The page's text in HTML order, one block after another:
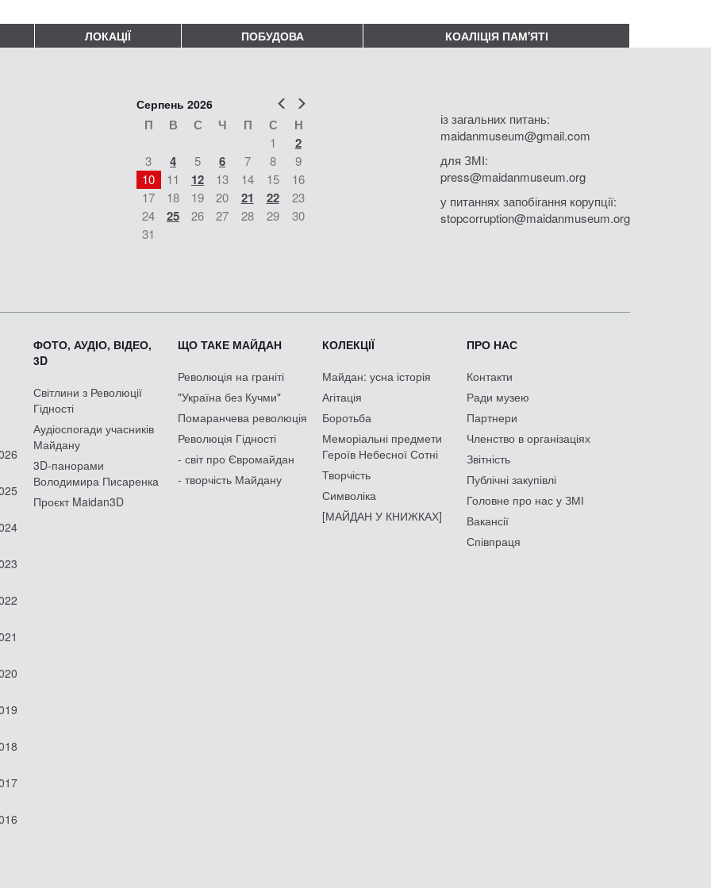
ЛОКАЦІЇ ПОБУДОВА КОАЛІЦІЯ ПАМ'ЯТІ
Попер
Серпень 2026
П В С Ч П С Н
1 2
3 4 5 6 7 8
9
10
11 12 13 14 15
16
17
18 19 20 21 22
23
24
25 26 27 28 29
30
31
із загальних питань:
maidanmuseum@gmail.com
для ЗМІ:
press@maidanmuseum.org
у питаннях запобігання корупції:
stopcorruption@maidanmuseum.org
ФОТО, АУДІО, ВІДЕО,
3D
Світлини з Революції
Гідності
Аудіоспогади учасників
Майдану
3D-панорами
Володимира Писаренка
Проєкт Maidan3D
ЩО ТАКЕ МАЙДАН
Революція на граніті
"Україна без Кучми"
Помаранчева революція
Революція Гідності
- світ про Євромайдан
- творчість Майдану
КОЛЕКЦІЇ
Майдан: усна історія
Агітація
Боротьба
Меморіальні предмети
Героїв Небесної Сотні
Творчість
Символіка
[МАЙДАН У КНИЖКАХ]
ПРО НАС
Контакти
Ради музею
Партнери
Членство в організаціях
Звітність
Публічні закупівлі
Головне про нас у ЗМІ
Вакансії
Співпраця